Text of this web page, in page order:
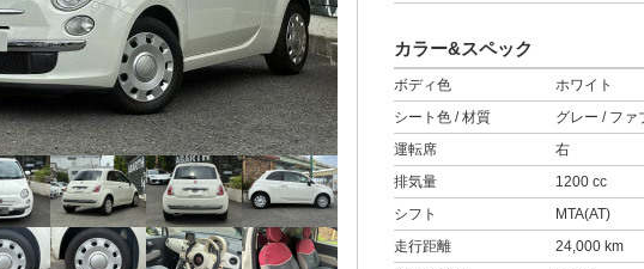
カラー&スペック
ボディ色
ホワイト
シート色 / 材質
グレー / ファ
運転席
右
排気量
1200 cc
シフト
MTA(AT)
走行距離
24,000 km